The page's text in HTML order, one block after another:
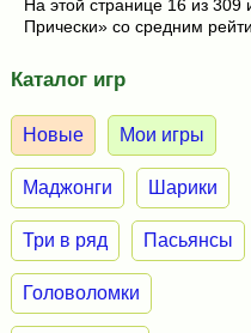
На этой странице 16 из 309
Прически» со средним
Каталог игр
Новые Мои игры
Маджонги Шарики
Три в ряд Пасьянсы
Головоломки